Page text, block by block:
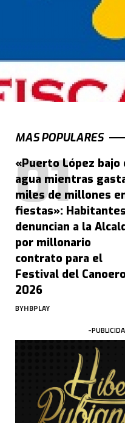
MAS POPULARES
«Puerto López bajo
agua mientras
miles de millones
fiestas»: Habitantes
denuncian a la
por millonario
contrato para el
Festival del Canoero
2026
BYHBPLAY
-